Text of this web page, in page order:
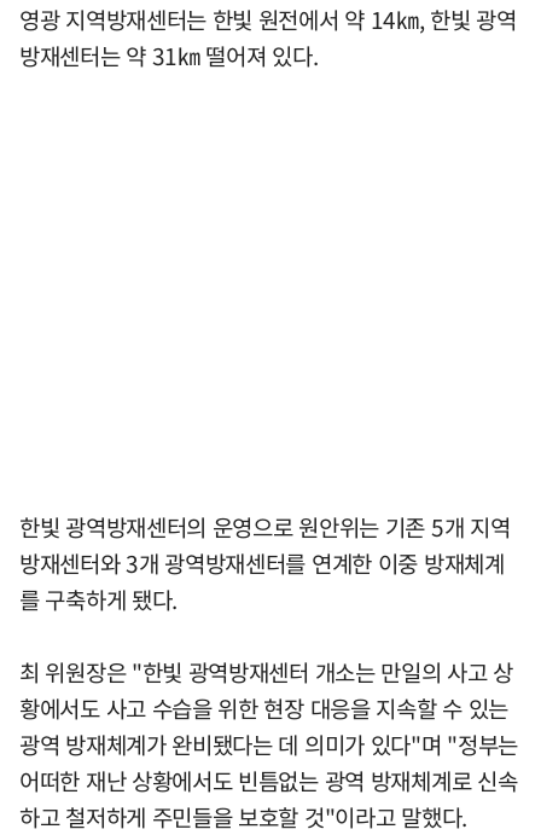
영광 지역방재센터는 한빛 원전에서 약 14㎞, 한빛 광역
방재센터는 약 31㎞ 떨어져 있다.
한빛 광역방재센터의 운영으로 원안위는 기존 5개 지역
방재센터와 3개 광역방재센터를 연계한 이중 방재체계
를 구축하게 됐다.
최 위원장은 "한빛 광역방재센터 개소는 만일의 사고 상
황에서도 사고 수습을 위한 현장 대응을 지속할 수 있는
광역 방재체계가 완비됐다는 데 의미가 있다"며 "정부는
어떠한 재난 상황에서도 빈틈없는 광역 방재체계로 신속
하고 철저하게 주민들을 보호할 것"이라고 말했다.